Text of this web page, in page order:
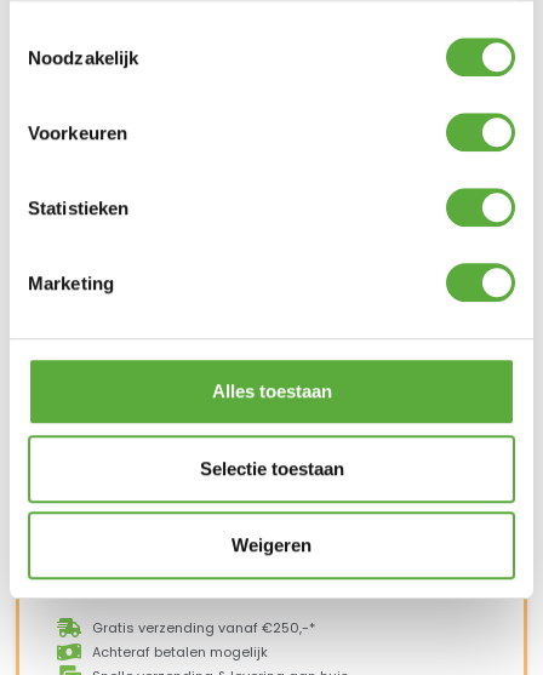
Noodzakelijk
Voorkeuren
Statistieken
Marketing
Alles toestaan
Selectie toestaan
Weigeren
Platinum AeroCover parasolhoezen zijn
ademend, waterbestendig, reduceren
De stof heeft een hoge kleurechtheid dankzij
Een Platinum AeroCover beschermhoes
waterdicht, de naden zijn, net als elke ander
Ultiem Buitenleven prijs:
€32,95
In winkelmand
Gratis verzending vanaf €250,-*
Achteraf betalen mogelijk